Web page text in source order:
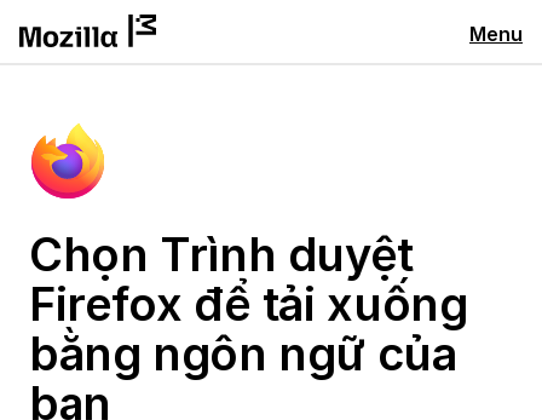
Menu
Chọn Trình duyệt
Firefox để tải xuống
bằng ngôn ngữ của
bạn